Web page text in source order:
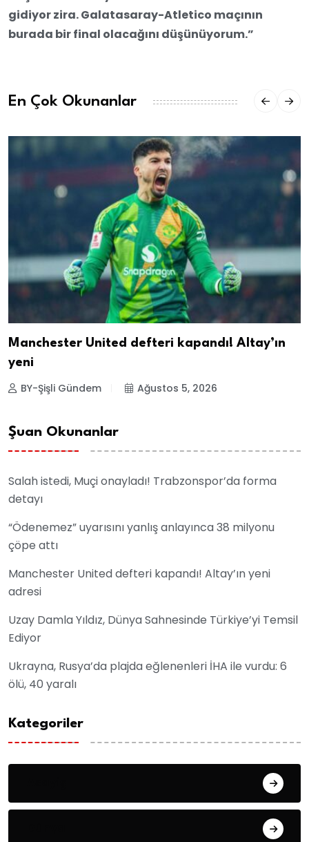
gidiyor zira. Galatasaray-Atletico maçının
burada bir final olacağını düşünüyorum.”
En Çok Okunanlar
Manchester United defteri kapandı! Altay’ın
yeni
BY-Şişli Gündem Ağustos 5, 2026
Şuan Okunanlar
Salah istedi, Muçi onayladı! Trabzonspor’da forma
detayı
“Ödenemez” uyarısını yanlış anlayınca 38 milyonu
çöpe attı
Manchester United defteri kapandı! Altay’ın yeni
adresi
Uzay Damla Yıldız, Dünya Sahnesinde Türkiye’yi Temsil
Ediyor
Ukrayna, Rusya’da plajda eğlenenleri İHA ile vurdu: 6
ölü, 40 yaralı
Kategoriler